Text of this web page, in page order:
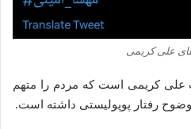
علی کریمی
علی کریمی است که مردم را متهم
رفتار پوپولیستی داشته است.